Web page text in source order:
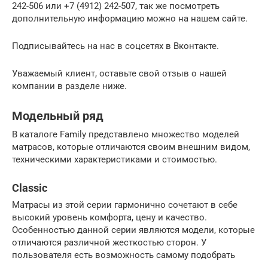
242-506 или +7 (4912) 242-507, так же посмотреть
дополнительную информацию можно на нашем сайте.
Подписывайтесь на нас в соцсетях в Вконтакте.
Уважаемый клиент, оставьте свой отзыв о нашей
компании в разделе ниже.
Модельный ряд
В каталоге Family представлено множество моделей
матрасов, которые отличаются своим внешним видом,
техническими характеристиками и стоимостью.
Classic
Матрасы из этой серии гармонично сочетают в себе
высокий уровень комфорта, цену и качество.
Особенностью данной серии являются модели, которые
отличаются различной жесткостью сторон. У
пользователя есть возможность самому подобрать